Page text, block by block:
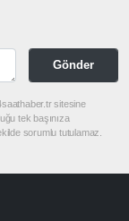
Gönder
sitesine
tek başınıza
sorumlu tutulamaz.